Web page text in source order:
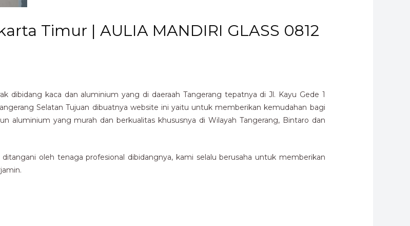
Timur | AULIA MANDIRI GLASS 0812
dibidang kaca dan aluminium yang di daeraah Tangerang tepatnya di Jl. Kayu Gede 1
Selatan Tujuan dibuatnya website ini yaitu untuk memberikan kemudahan bagi
aluminium yang murah dan berkualitas khususnya di Wilayah Tangerang, Bintaro dan
oleh tenaga profesional dibidangnya, kami selalu berusaha untuk memberikan